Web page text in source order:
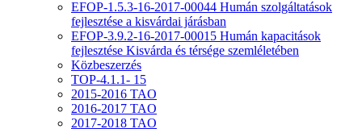
EFOP-1.5.3-16-2017-00044 Humán szolgáltatások
fejlesztése a kisvárdai járásban
EFOP-3.9.2-16-2017-00015 Humán kapacitások
fejlesztése Kisvárda és térsége szemléletében
Közbeszerzés
TOP-4.1.1- 15
2015-2016 TAO
2016-2017 TAO
2017-2018 TAO